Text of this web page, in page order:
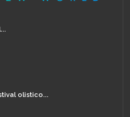
olistico...